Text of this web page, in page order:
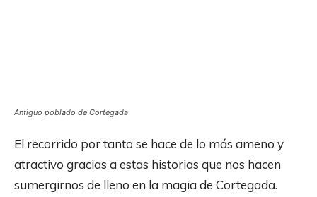
Antiguo poblado de Cortegada
El recorrido por tanto se hace de lo más ameno y
atractivo gracias a estas historias que nos hacen
sumergirnos de lleno en la magia de Cortegada.